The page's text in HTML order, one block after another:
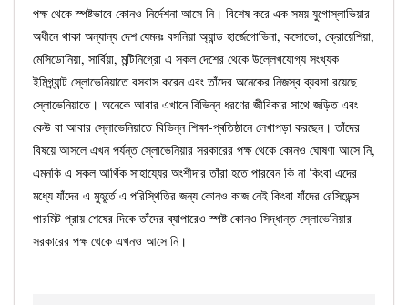
পক্ষ থেকে স্পষ্টভাবে কোনও নির্দেশনা আসে নি। বিশেষ করে এক সময় যুগোস্লাভিয়ার
অধীনে থাকা অন্যান্য দেশ যেমনঃ বসনিয়া অ্যান্ড হার্জেগোভিনা, কসোভো, ক্রোয়েশিয়া,
মেসিডোনিয়া, সার্বিয়া, মন্টিনিগ্রো এ সকল দেশের থেকে উল্লেখযোগ্য সংখ্যক
ইমিগ্র্যান্ট স্লোভেনিয়াতে বসবাস করেন এবং তাঁদের অনেকের নিজস্ব ব্যবসা রয়েছে
স্লোভেনিয়াতে। অনেকে আবার এখানে বিভিন্ন ধরণের জীবিকার সাথে জড়িত এবং
কেউ বা আবার স্লোভেনিয়াতে বিভিন্ন শিক্ষা-প্ৰতিষ্ঠানে লেখাপড়া করছেন। তাঁদের
বিষয়ে আসলে এখন পর্যন্ত স্লোভেনিয়ার সরকারের পক্ষ থেকে কোনও ঘোষণা আসে নি,
এমনকি এ সকল আর্থিক সাহায্যের অংশীদার তাঁরা হতে পারবেন কি না কিংবা এদের
মধ্যে যাঁদের এ মুহূর্তে এ পরিস্থিতির জন্য কোনও কাজ নেই কিংবা যাঁদের রেসিডেন্স
পারমিট প্রায় শেষের দিকে তাঁদের ব্যাপারেও স্পষ্ট কোনও সিদ্ধান্ত স্লোভেনিয়ার
সরকারের পক্ষ থেকে এখনও আসে নি।